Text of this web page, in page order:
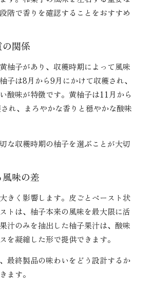
階で香りを確認することをおすすめ
関係
柚子があり、収穫時期によって風味
子は8月から9月にかけて収穫され、
酸味が特徴です。黄柚子は11月から
れ、まろやかな香りと穏やかな酸味
な収穫時期の柚子を選ぶことが大切
味の差
きく影響します。皮ごとペースト状
トは、柚子本来の風味を最大限に活
汁のみを抽出した柚子果汁は、酸味
を凝縮した形で提供できます。
最終製品の味わいをどう設計するか
ます。